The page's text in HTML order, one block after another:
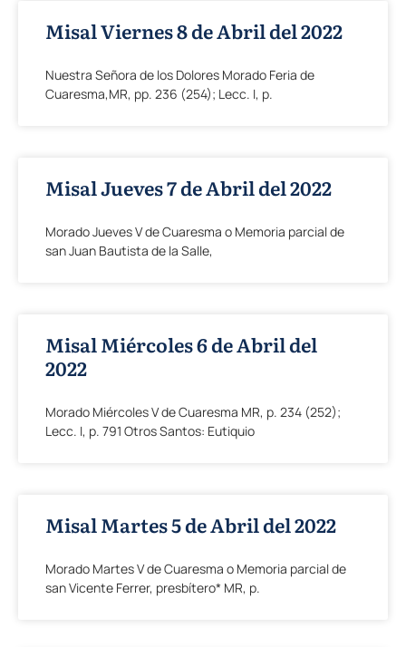
Misal Viernes 8 de Abril del 2022
Nuestra Señora de los Dolores Morado Feria de
Cuaresma,MR, pp. 236 (254); Lecc. I, p.
Misal Jueves 7 de Abril del 2022
Morado Jueves V de Cuaresma o Memoria parcial de
san Juan Bautista de la Salle,
Misal Miércoles 6 de Abril del
2022
Morado Miércoles V de Cuaresma MR, p. 234 (252);
Lecc. I, p. 791 Otros Santos: Eutiquio
Misal Martes 5 de Abril del 2022
Morado Martes V de Cuaresma o Memoria parcial de
san Vicente Ferrer, presbítero* MR, p.